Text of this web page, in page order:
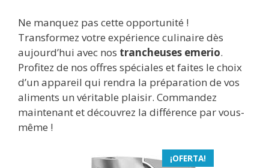
Ne manquez pas cette opportunité !
Transformez votre expérience culinaire dès
aujourd’hui avec nos trancheuses emerio.
Profitez de nos offres spéciales et faites le choix
d’un appareil qui rendra la préparation de vos
aliments un véritable plaisir. Commandez
maintenant et découvrez la différence par vous-
même !
¡OFERTA!